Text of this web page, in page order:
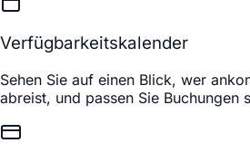
Verfügbarkeitskalender
Sehen Sie auf einen Blick, wer
abreist, und passen Sie Buchungen